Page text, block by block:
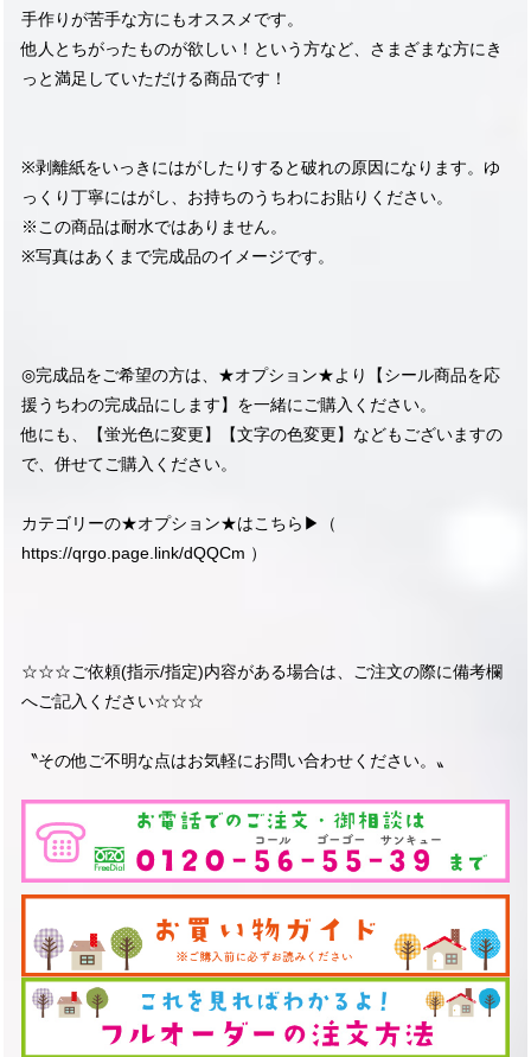
手作りが苦手な方にもオススメです。
他人とちがったものが欲しい！という方など、さまざまな方にき
っと満足していただける商品です！
※剥離紙をいっきにはがしたりすると破れの原因になります。ゆ
っくり丁寧にはがし、お持ちのうちわにお貼りください。
※この商品は耐水ではありません。
※写真はあくまで完成品のイメージです。
◎完成品をご希望の方は、★オプション★より【シール商品を応
援うちわの完成品にします】を一緒にご購入ください。
他にも、【蛍光色に変更】【文字の色変更】などもございますの
で、併せてご購入ください。
カテゴリーの★オプション★はこちら▶︎（
https://qrgo.page.link/dQQCm ）
☆☆☆ご依頼(指示/指定)内容がある場合は、ご注文の際に備考欄
へご記入ください☆☆☆
〝その他ご不明な点はお気軽にお問い合わせください。〟